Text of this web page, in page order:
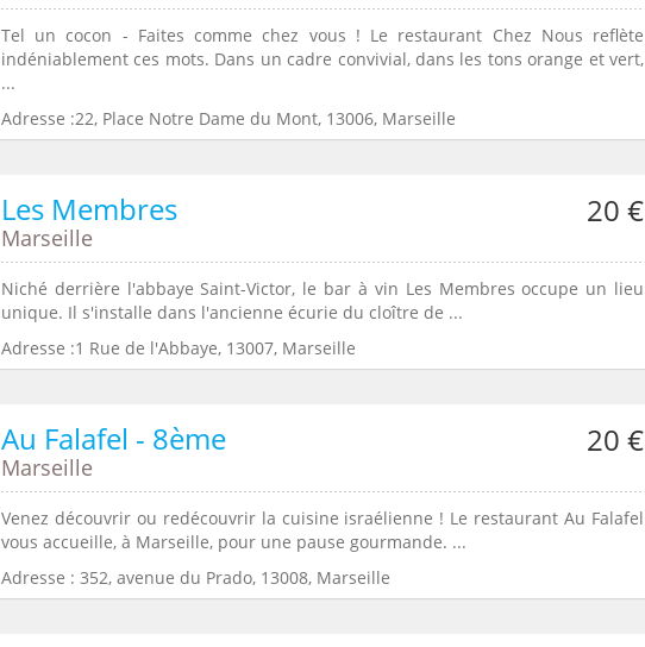
Tel un cocon - Faites comme chez vous ! Le restaurant Chez Nous reflète
indéniablement ces mots. Dans un cadre convivial, dans les tons orange et vert,
...
Adresse :22, Place Notre Dame du Mont, 13006, Marseille
Les Membres 20 €
Marseille
Niché derrière l'abbaye Saint-Victor, le bar à vin Les Membres occupe un lieu
unique. Il s'installe dans l'ancienne écurie du cloître de ...
Adresse :1 Rue de l'Abbaye, 13007, Marseille
Au Falafel - 8ème 20 €
Marseille
Venez découvrir ou redécouvrir la cuisine israélienne ! Le restaurant Au Falafel
vous accueille, à Marseille, pour une pause gourmande. ...
Adresse : 352, avenue du Prado, 13008, Marseille